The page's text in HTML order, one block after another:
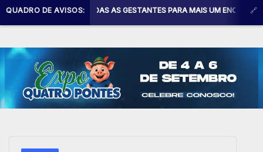
QUADRO DE AVISOS:
CONVIDA TODAS AS GESTANTES PARA MAIS UM ENCONTRO DO